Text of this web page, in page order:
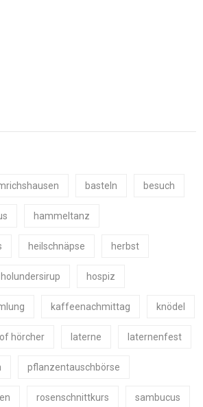
basteln besuch
hammeltanz
heilschnäpse herbst
holundersirup hospiz
kaffeenachmittag knödel
hörcher laterne laternenfest
pflanzentauschbörse
rosenschnittkurs sambucus